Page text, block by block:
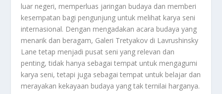
luar negeri, memperluas jaringan budaya dan memberi
kesempatan bagi pengunjung untuk melihat karya seni
internasional. Dengan mengadakan acara budaya yang
menarik dan beragam, Galeri Tretyakov di Lavrushinsky
Lane tetap menjadi pusat seni yang relevan dan
penting, tidak hanya sebagai tempat untuk mengagumi
karya seni, tetapi juga sebagai tempat untuk belajar dan
merayakan kekayaan budaya yang tak ternilai harganya.